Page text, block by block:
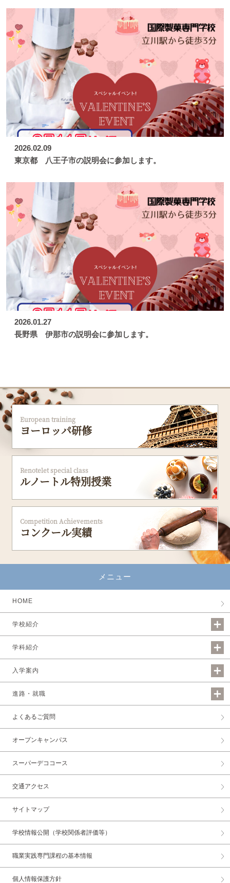
2026.02.09
東京都 八王子市の説明会に参加します。
2026.01.27
長野県 伊那市の説明会に参加します。
European training
ヨーロッパ研修
Renotelet special class
ルノートル特別授業
Competition Achievements
コンクール実績
メニュー
HOME
学校紹介
学科紹介
入学案内
進路・就職
よくあるご質問
オープンキャンパス
スーパーデココース
交通アクセス
サイトマップ
学校情報公開（学校関係者評価等）
職業実践専門課程の基本情報
個人情報保護方針